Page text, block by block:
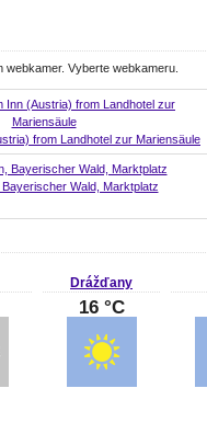
Vyberte webkameru.
from Landhotel zur Mariensäule
Wald, Marktplatz
Drážďany
16 °C